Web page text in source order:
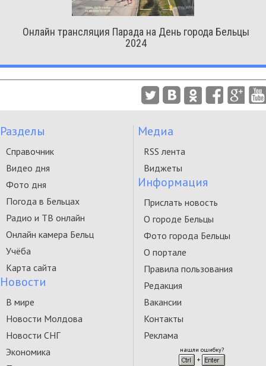
Онлайн трансляция Парада на День города Бельцы
2024
Разделы
Справочник
Видео дня
Фото дня
Погода в Бельцах
Радио и ТВ онлайн
Онлайн камера Бельц
Учёба
Карта сайта
Новости
В мире
Новости Молдова
Новости СНГ
Экономика
Медиа
RSS лента
Виджеты
Информация
Прислать новость
О городе Бельцы
Фото города Бельцы
О портале
Правила пользования
Редакция
Вакансии
Контакты
Реклама
нашли ошибку?